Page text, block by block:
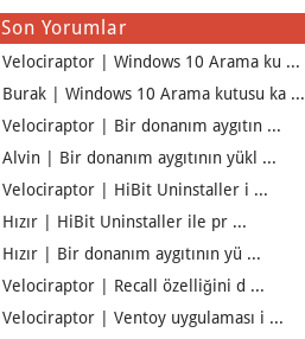
Son Yorumlar
Velociraptor | Windows 10 Arama ku ...
Burak | Windows 10 Arama kutusu ka ...
Velociraptor | Bir donanım aygıtın ...
Alvin | Bir donanım aygıtının yükl ...
Velociraptor | HiBit Uninstaller i ...
Hızır | HiBit Uninstaller ile pr ...
Hızır | Bir donanım aygıtının yü ...
Velociraptor | Recall özelliğini d ...
Velociraptor | Ventoy uygulaması i ...